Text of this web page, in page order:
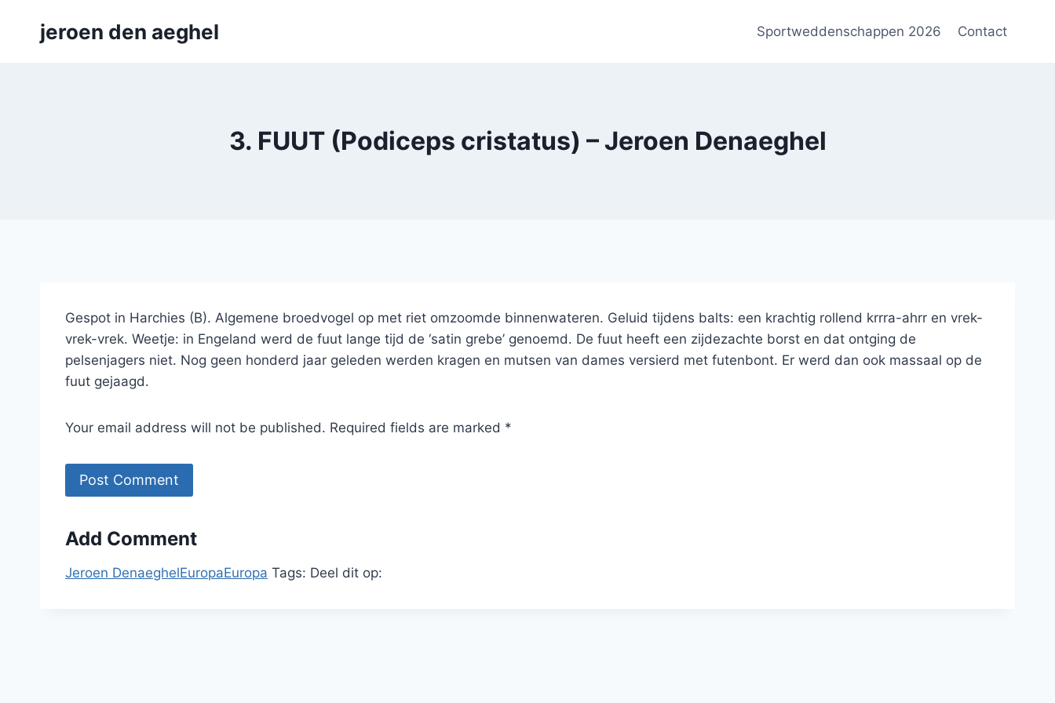
jeroen den aeghel Sportweddenschappen 2026 Contact
3. FUUT (Podiceps cristatus) – Jeroen Denaeghel
Gespot in Harchies (B). Algemene broedvogel op met riet omzoomde binnenwateren. Geluid tijdens balts: een krachtig rollend krrra-ahrr en vrek-
vrek-vrek. Weetje: in Engeland werd de fuut lange tijd de ‘satin grebe’ genoemd. De fuut heeft een zijdezachte borst en dat ontging de
pelsenjagers niet. Nog geen honderd jaar geleden werden kragen en mutsen van dames versierd met futenbont. Er werd dan ook massaal op de
fuut gejaagd.
Your email address will not be published. Required fields are marked *
Add Comment
Jeroen DenaeghelEuropaEuropa Tags: Deel dit op: